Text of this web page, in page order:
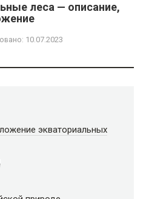
леса — описание,
10.07.2023
экваториальных